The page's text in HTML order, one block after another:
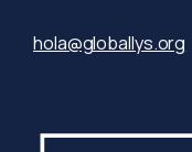
hola@globallys.org